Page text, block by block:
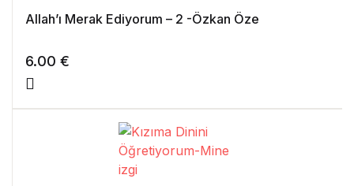
Allah’ı Merak Ediyorum – 2 -Özkan Öze
6.00 €